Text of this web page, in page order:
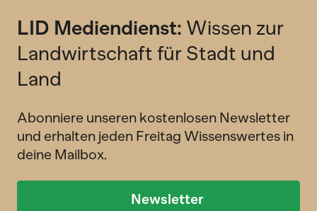
LID Mediendienst: Wissen zur
Landwirtschaft für Stadt und
Land
Abonniere unseren kostenlosen Newsletter
und erhalten jeden Freitag Wissenswertes in
deine Mailbox.
Newsletter